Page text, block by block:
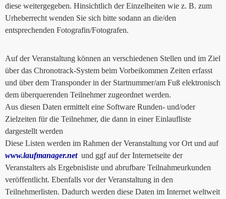
diese weitergegeben. Hinsichtlich der Einzelheiten wie z. B. zum
Urheberrecht wenden Sie sich bitte sodann an die/den
entsprechenden Fotografin/Fotografen.
Auf der Veranstaltung können an verschiedenen Stellen und im Ziel
über das Chronotrack-System beim Vorbeikommen Zeiten erfasst
und über dem Transponder in der Startnummer/am Fuß elektronisch
dem überquerenden Teilnehmer zugeordnet werden.
Aus diesen Daten ermittelt eine Software Runden- und/oder
Zielzeiten für die Teilnehmer, die dann in einer Einlaufliste
dargestellt werden
Diese Listen werden im Rahmen der Veranstaltung vor Ort und auf
www.laufmanager.netund ggf auf der Internetseite der
Veranstalters als Ergebnisliste und abrufbare Teilnahmeurkunden
veröffentlicht. Ebenfalls vor der Veranstaltung in den
Teilnehmerlisten. Dadurch werden diese Daten im Internet weltweit